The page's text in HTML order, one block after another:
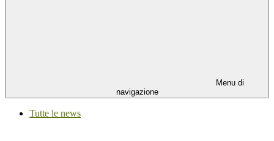
Menu di
navigazione
Tutte le news